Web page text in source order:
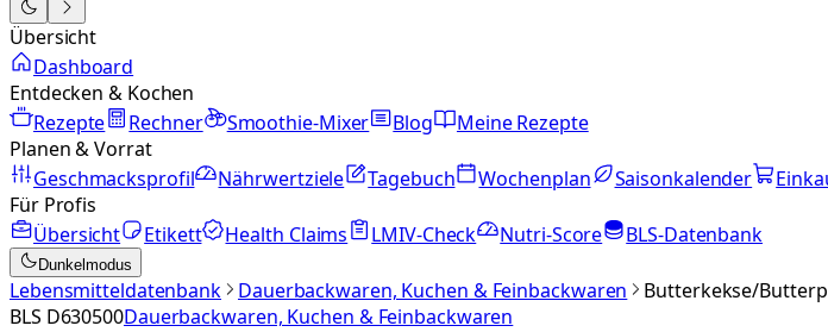
Übersicht
Dashboard
Entdecken & Kochen
Rezepte
Rechner Smoothie-Mixer Blog
Meine Rezepte
Planen & Vorrat
Geschmacksprofil
Nährwertziele Tagebuch Wochenplan Saisonkalender
Für Profis
Übersicht
Etikett Health Claims LMIV-Check Nutri-Score BLS-Datenbank
Dunkelmodus
Lebensmitteldatenbank Dauerbackwaren, Kuchen & Feinbackwaren
Butterkekse/
BLS D630500Dauerbackwaren, Kuchen & Feinbackwaren